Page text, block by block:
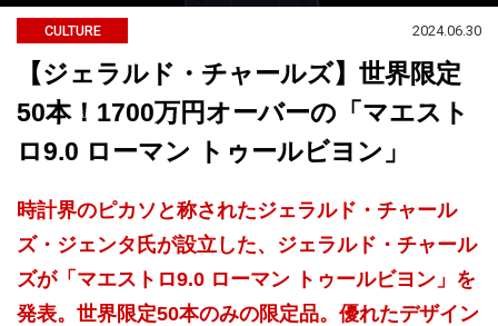
CULTURE 2024.06.30
【ジェラルド・チャールズ】世界限定
50本！1700万円オーバーの「マエスト
ロ9.0 ローマン トゥールビヨン」
時計界のピカソと称されたジェラルド・チャール
ズ・ジェンタ氏が設立した、ジェラルド・チャール
ズが「マエストロ9.0 ローマン トゥールビヨン」を
発表。世界限定50本のみの限定品。優れたデザイン